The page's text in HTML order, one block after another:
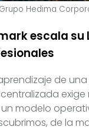
Grupo Hedima
escala su
de
exige
modelo
de la